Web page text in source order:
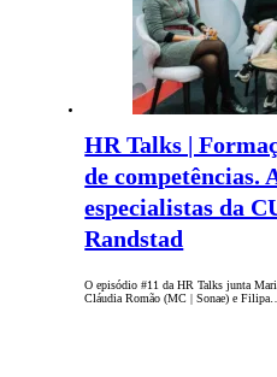
HR Talks |
de competências.
especialistas da
Randstad
O episódio #11 da HR Talks junta
Cláudia Romão (MC | Sonae) e